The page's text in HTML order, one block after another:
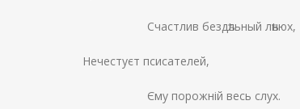
Счастлив бездѣльный лѣнюх,
Нечестуєт псисателей,
Єму порожній весь слух.